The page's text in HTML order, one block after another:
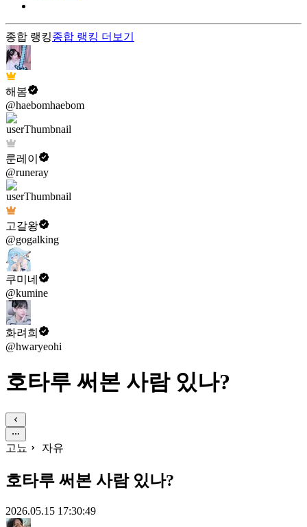
종합 랭킹종합 랭킹 더보기
해봄
@haebomhaebom
룬레이
@runeray
고갈왕
@gogalking
쿠미네
@kumine
화려희
@hwaryeohi
호타루 써본 사람 있나?
고뇨 자유
호타루 써본 사람 있나?
2026.05.15 17:30:49